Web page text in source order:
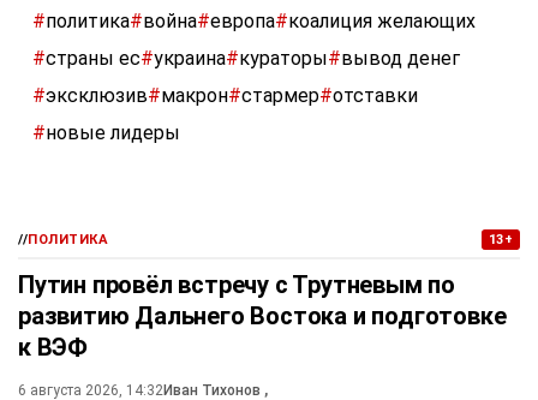
#политика#война#европа#коалиция желающих
#страны ес#украина#кураторы#вывод денег
#эксклюзив#макрон#стармер#отставки
#новые лидеры
//ПОЛИТИКА 13+
Путин провёл встречу с Трутневым по
развитию Дальнего Востока и подготовке
к ВЭФ
6 августа 2026, 14:32Иван Тихонов ,